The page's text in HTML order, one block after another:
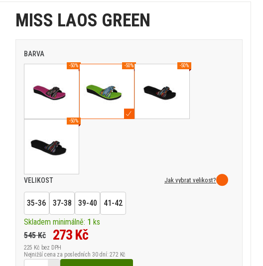
MISS LAOS GREEN
BARVA
-50% -50% -50%
-50%
VELIKOST Jak vybrat velikost?
35-36 37-38 39-40
41-42
Skladem minimálně: 1 ks
545 Kč
273 Kč
225 Kč bez DPH
Nejnižší cena za posledních 30 dní: 272 Kč